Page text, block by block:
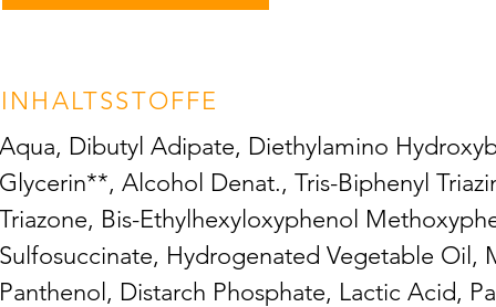
INHALTSSTOFFE
Aqua, Dibutyl Adipate, Diethylamino
Glycerin**, Alcohol Denat., Tris-Biphenyl
Triazone, Bis-Ethylhexyloxyphenol
Sulfosuccinate, Hydrogenated Vegetable Oil,
Panthenol, Distarch Phosphate, Lactic Acid,